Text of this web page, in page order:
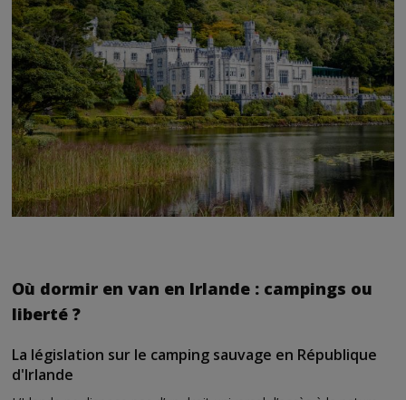
Où dormir en van en Irlande : campings ou
liberté ?
La législation sur le camping sauvage en République
d'Irlande